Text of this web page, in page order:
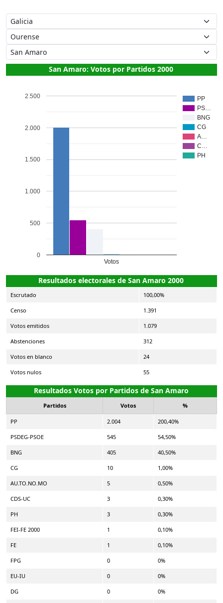
San Amaro: Votos por Partidos 2000
PP
PS…
BNG
CG
A…
C…
PH
Votos
0
500
1.000
1.500
2.000
2.500
Resultados electorales de San Amaro 2000
Escrutado 100,00%
Censo 1.391
Votos emitidos 1.079
Abstenciones 312
Votos en blanco 24
Votos nulos 55
Resultados Votos por Partidos de San Amaro
Partidos Votos %
PP 2.004 200,40%
PSDEG-PSOE 545 54,50%
BNG 405 40,50%
CG 10 1,00%
AU.TO.NO.MO 5 0,50%
CDS-UC 3 0,30%
PH 3 0,30%
FEI-FE 2000 1 0,10%
FE 1 0,10%
FPG 0 0%
EU-IU 0 0%
DG 0 0%